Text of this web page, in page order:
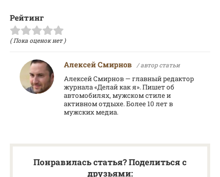
Рейтинг
( Пока оценок нет )
Алексей Смирнов / автор статьи
Алексей Смирнов — главный редактор
журнала «Делай как я». Пишет об
автомобилях, мужском стиле и
активном отдыхе. Более 10 лет в
мужских медиа.
Понравилась статья? Поделиться с
друзьями: